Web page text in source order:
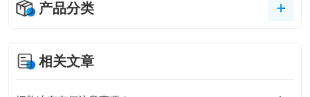
产品分类
相关文章